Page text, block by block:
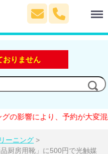
おりません
り、予約が大変混雑してお
ーニング >
厨房用靴」に500円で光触媒